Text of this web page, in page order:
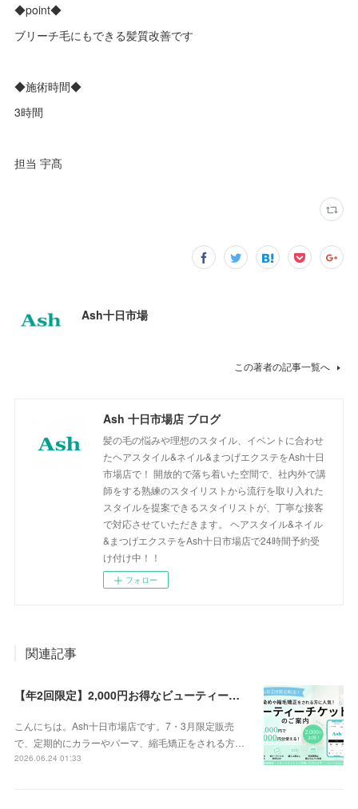
◆point◆
ブリーチ毛にもできる髪質改善です
◆施術時間◆
3時間
担当 宇髙
Ash十日市場
この著者の記事一覧へ
Ash 十日市場店 ブログ
髪の毛の悩みや理想のスタイル、イベントに合わせ
たヘアスタイル&ネイル&まつげエクステをAsh十日
市場店で！ 開放的で落ち着いた空間で、社内外で講
師をする熟練のスタイリストから流行を取り入れた
スタイルを提案できるスタイリストが、丁寧な接客
で対応させていただきます。 ヘアスタイル&ネイル
&まつげエクステをAsh十日市場店で24時間予約受
け付け中！！
フォロー
関連記事
【年2回限定】2,000円お得なビューティーチケット販売のお知らせ
こんにちは。Ash十日市場店です。7・3月限定販売
で、定期的にカラーやパーマ、縮毛矯正をされる方…
2026.06.24 01:33